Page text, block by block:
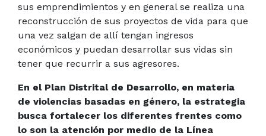
sus emprendimientos y en general se realiza una
reconstrucción de sus proyectos de vida para que
una vez salgan de allí tengan ingresos
económicos y puedan desarrollar sus vidas sin
tener que recurrir a sus agresores.
En el Plan Distrital de Desarrollo, en materia
de violencias basadas en género, la estrategia
busca fortalecer los diferentes frentes como
lo son la atención por medio de la Línea